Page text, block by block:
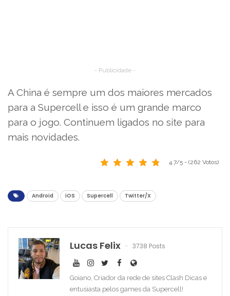
- Publicidade -
A China é sempre um dos maiores mercados
para a Supercell e isso é um grande marco
para o jogo. Continuem ligados no site para
mais novidades.
4.7/5 - (262 Votos)
Android iOS Supercell Twitter/X
Lucas Felix 3738 Posts
Goiano, Criador da rede de sites Clash Dicas e
entusiasta pelos games da Supercell!